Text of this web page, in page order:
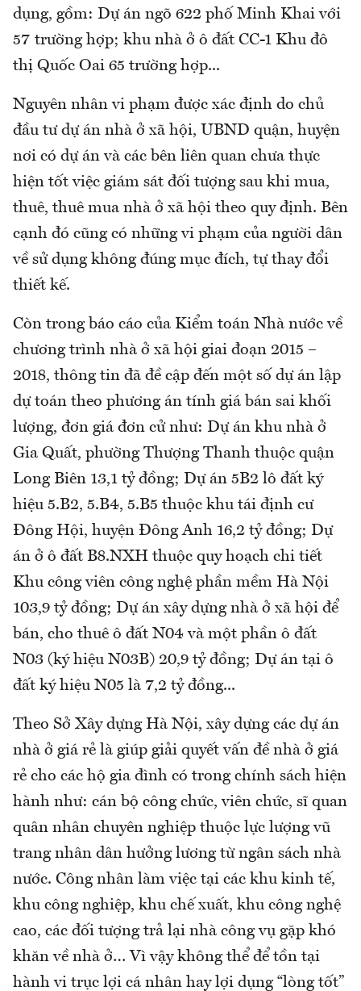
dụng, gồm: Dự án ngõ 622 phố Minh Khai với
57 trường hợp; khu nhà ở ô đất CC-1 Khu đô
thị Quốc Oai 65 trường hợp...
Nguyên nhân vi phạm được xác định do chủ
đầu tư dự án nhà ở xã hội, UBND quận, huyện
nơi có dự án và các bên liên quan chưa thực
hiện tốt việc giám sát đối tượng sau khi mua,
thuê, thuê mua nhà ở xã hội theo quy định. Bên
cạnh đó cũng có những vi phạm của người dân
về sử dụng không đúng mục đích, tự thay đổi
thiết kế.
Còn trong báo cáo của Kiểm toán Nhà nước về
chương trình nhà ở xã hội giai đoạn 2015 –
2018, thông tin đã đề cập đến một số dự án lập
dự toán theo phương án tính giá bán sai khối
lượng, đơn giá đơn cử như: Dự án khu nhà ở
Gia Quất, phường Thượng Thanh thuộc quận
Long Biên 13,1 tỷ đồng; Dự án 5B2 lô đất ký
hiệu 5.B2, 5.B4, 5.B5 thuộc khu tái định cư
Đông Hội, huyện Đông Anh 16,2 tỷ đồng; Dự
án ở ô đất B8.NXH thuộc quy hoạch chi tiết
Khu công viên công nghệ phần mềm Hà Nội
103,9 tỷ đồng; Dự án xây dựng nhà ở xã hội để
bán, cho thuê ô đất N04 và một phần ô đất
N03 (ký hiệu N03B) 20,9 tỷ đồng; Dự án tại ô
đất ký hiệu N05 là 7,2 tỷ đồng...
Theo Sở Xây dựng Hà Nội, xây dựng các dự án
nhà ở giá rẻ là giúp giải quyết vấn đề nhà ở giá
rẻ cho các hộ gia đình có trong chính sách hiện
hành như: cán bộ công chức, viên chức, sĩ quan
quân nhân chuyên nghiệp thuộc lực lượng vũ
trang nhân dân hưởng lương từ ngân sách nhà
nước. Công nhân làm việc tại các khu kinh tế,
khu công nghiệp, khu chế xuất, khu công nghệ
cao, các đối tượng trả lại nhà công vụ gặp khó
khăn về nhà ở… Vì vậy không thể để tồn tại
hành vi trục lợi cá nhân hay lợi dụng “lòng tốt”